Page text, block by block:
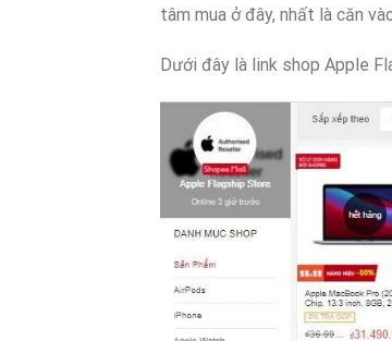
tâm mua ở đây, nhất là căn
Dưới đây là link shop Apple